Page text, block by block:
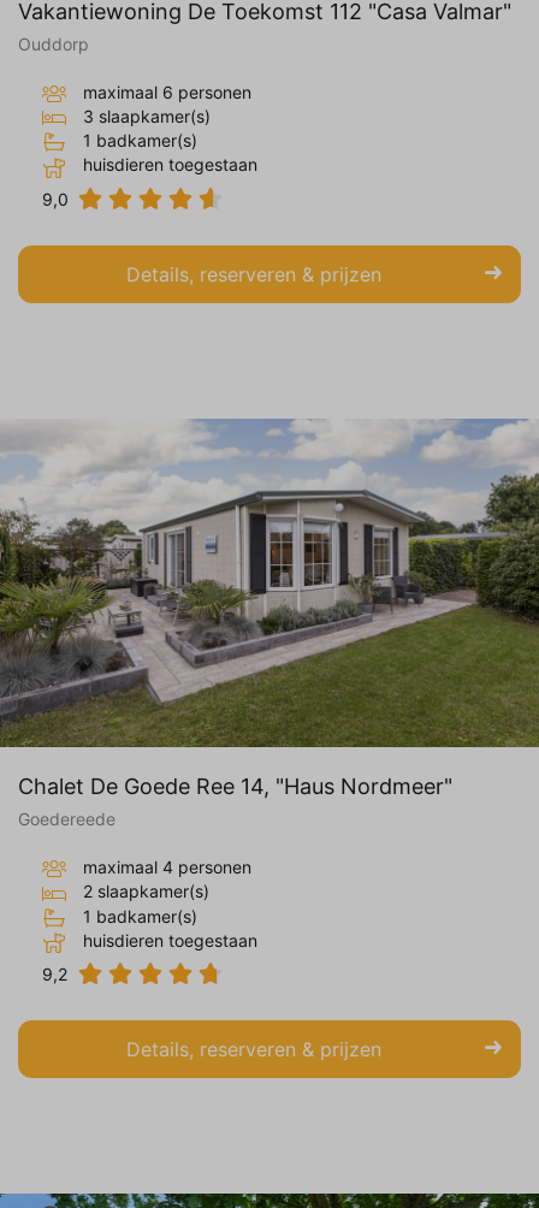
technologieën om het siteverkeer te
op en relevant zijn voor de individuele
gebruiker. Deze advertenties worden zo
waardevoller voor uitgevers en externe
adverteerders.
Vakantiewoning De Toekomst 112 "Casa Valmar"
Ouddorp
maximaal 6 personen
3 slaapkamer(s)
1 badkamer(s)
huisdieren toegestaan
9,0
Details, reserveren & prijzen
Chalet De Goede Ree 14, "Haus Nordmeer"
Goedereede
maximaal 4 personen
2 slaapkamer(s)
1 badkamer(s)
huisdieren toegestaan
9,2
Details, reserveren & prijzen